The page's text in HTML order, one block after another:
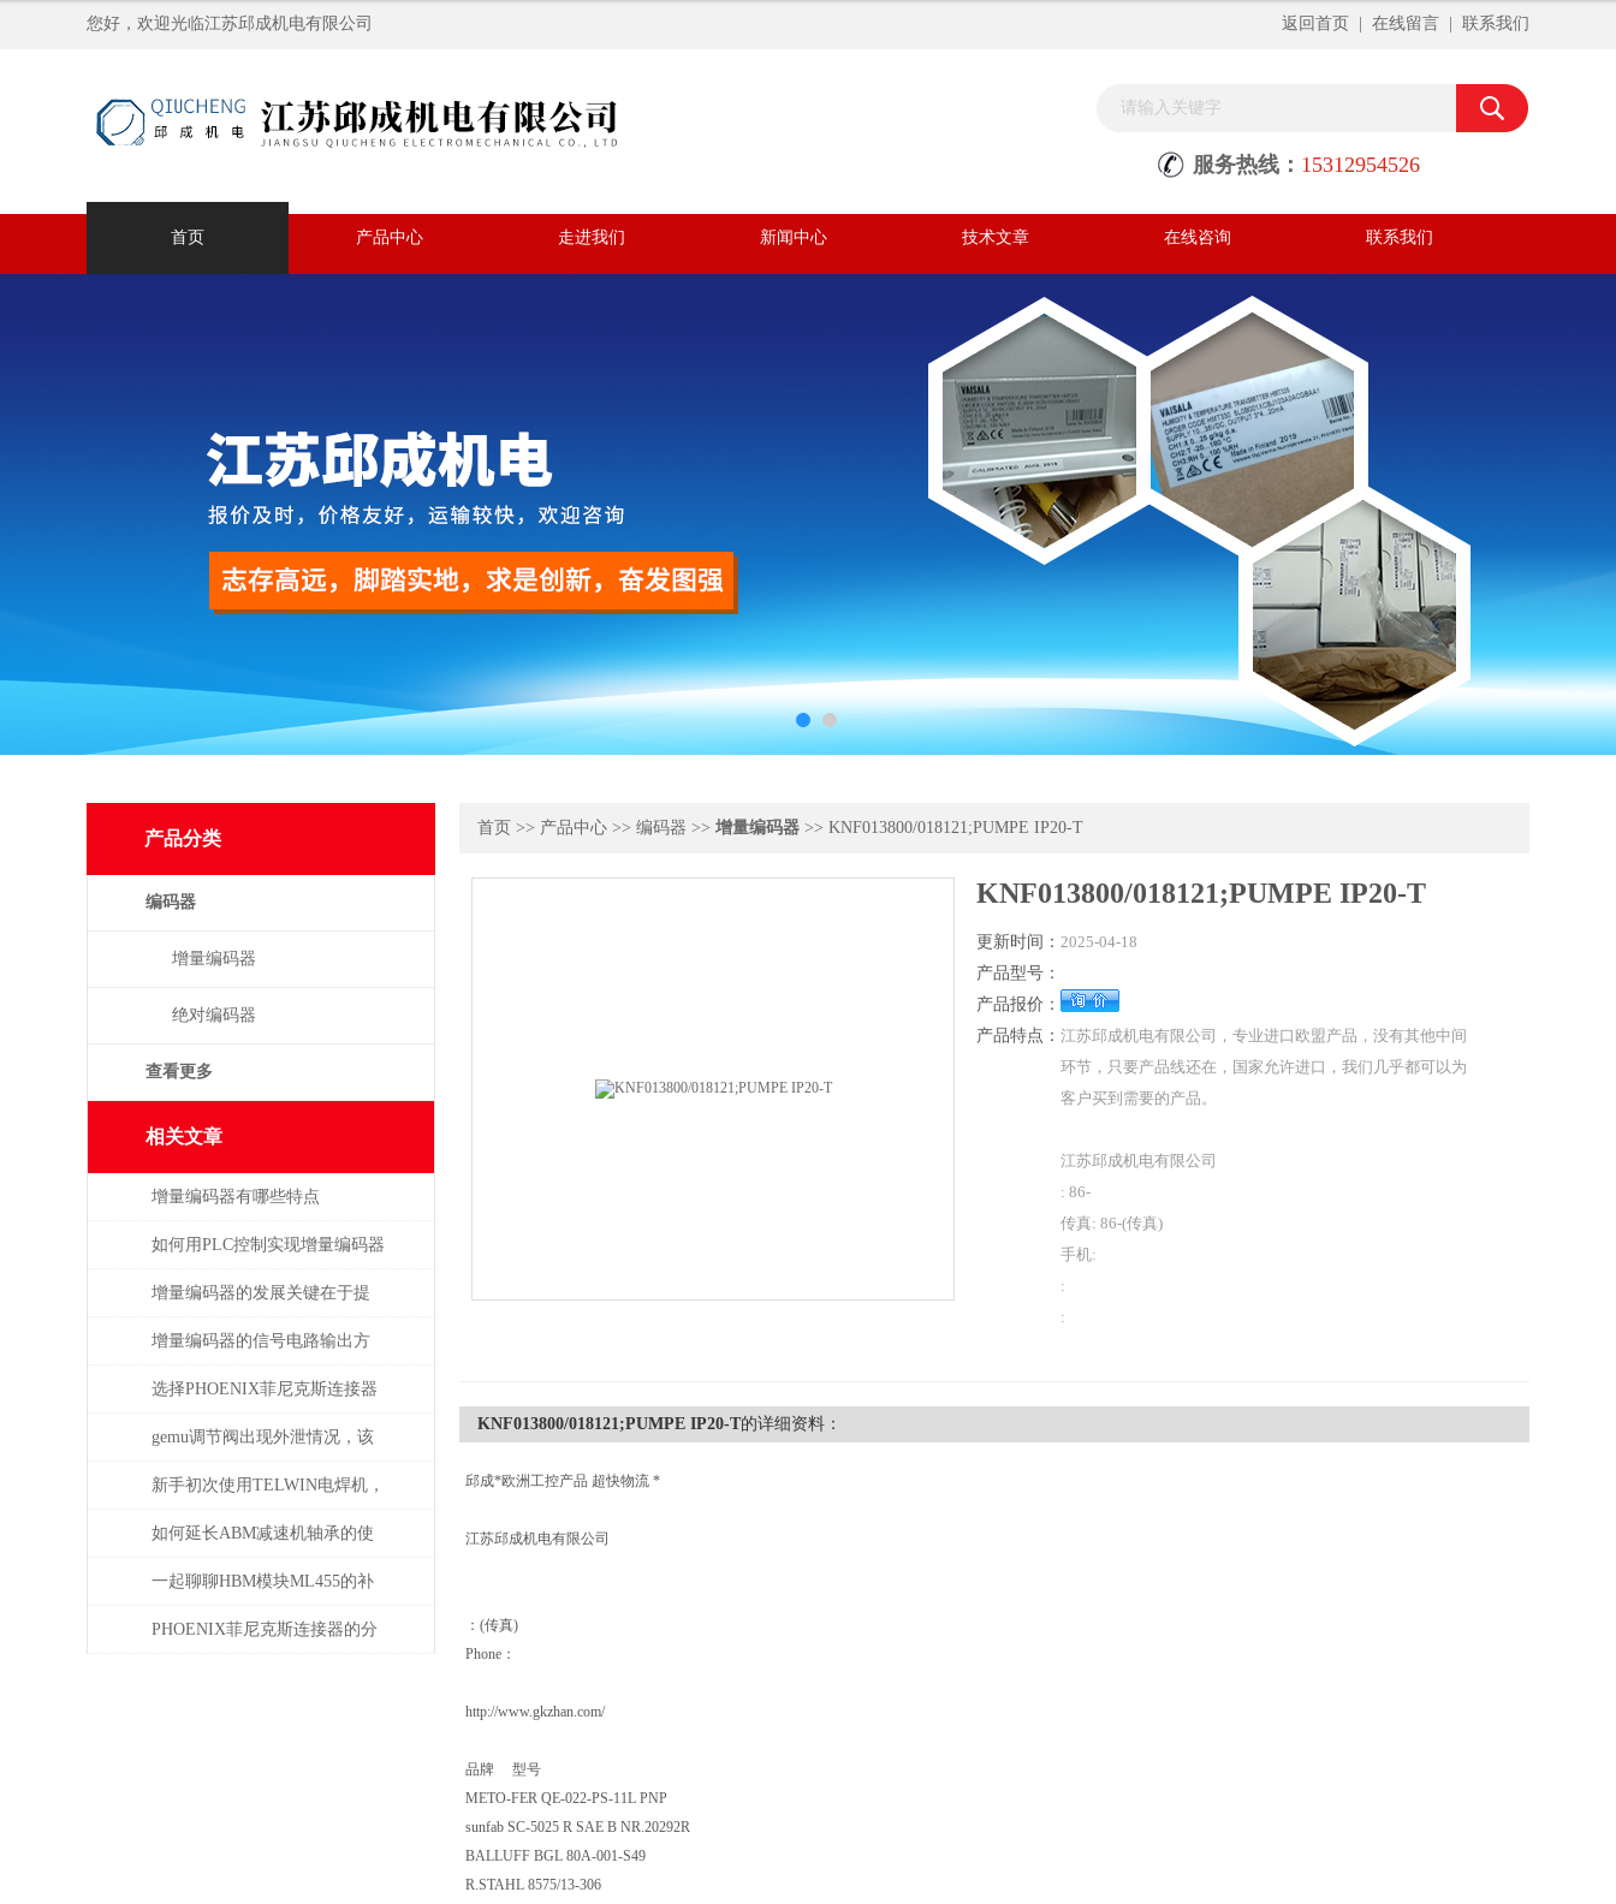
您好，欢迎光临江苏邱成机电有限公司 返回首页 在线留言 联系我们
服务热线： 15312954526
首页 产品中心 走进我们 新闻中心 技术文章 在线咨询 联系我们
产品分类
编码器
增量编码器
绝对编码器
查看更多
相关文章
增量编码器有哪些特点
如何用PLC控制实现增量编码器
的定位功能？
增量编码器的发展关键在于提
升质量
增量编码器的信号电路输出方
式
选择PHOENIX菲尼克斯连接器
时需考虑哪些问题？
gemu调节阀出现外泄情况，该
如何处理
新手初次使用TELWIN电焊机，
需注意这几点
如何延长ABM减速机轴承的使
用寿命
一起聊聊HBM模块ML455的补
偿问题
PHOENIX菲尼克斯连接器的分
首页 >> 产品中心 >> 编码器 >> 增量编码器 >> KNF013800/018121;PUMPE IP20-T
KNF013800/018121;PUMPE IP20-T
更新时间： 2025-04-18
产品型号：
产品报价：
产品特点： 江苏邱成机电有限公司，专业进口欧盟产品，没有其他中间
环节，只要产品线还在，国家允许进口，我们几乎都可以为
客户买到需要的产品。
江苏邱成机电有限公司
: 86-
传真: 86-(传真)
手机:
:
:
KNF013800/018121;PUMPE IP20-T的详细资料：
邱成*欧洲工控产品 超快物流 *
江苏邱成机电有限公司
：(传真)
Phone：
http://www.gkzhan.com/
品牌 型号
METO-FER QE-022-PS-11L PNP
sunfab SC-5025 R SAE B NR.20292R
BALLUFF BGL 80A-001-S49
R.STAHL 8575/13-306